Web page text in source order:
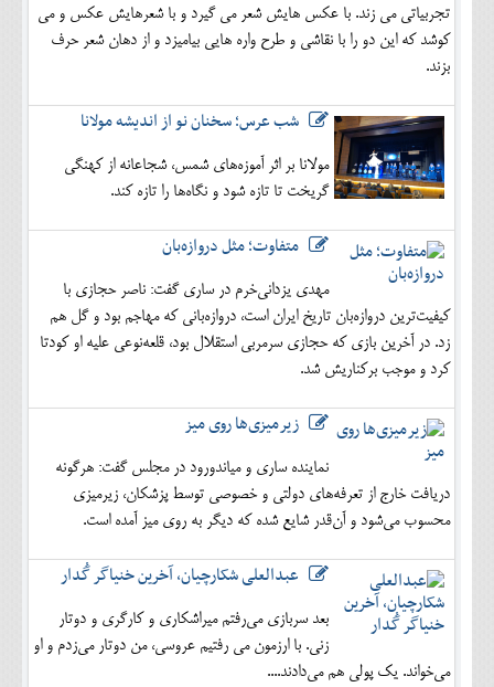
تجربیاتی می زند. با عکس هایش شعر می گیرد و با شعرهایش عکس و می
کوشد که این دو را با نقاشی و طرح واره هایی بیامیزد و از دهان شعر حرف
بزند.
شب عرس؛ سخنان نو از اندیشه مولانا
مولانا بر اثر آموزه‌های شمس، شجاعانه از کهنگی
گریخت تا تازه شود و نگاه‌ها را تازه کند.
متفاوت؛ مثل دروازه‌بان
مهدی یزدانی‌خرم در ساری گفت: ناصر حجازی با
کیفیت‌ترین دروازه‌بان تاریخ ایران است، دروازه‌بانی که مهاجم بود و گل هم
زد. در آخرین بازی که حجازی سرمربی استقلال بود، قلعه‌نوعی علیه او کودتا
کرد و موجب برکناریش شد.
زیرمیزی‌ها روی میز
نماینده ساری و میاندورود در مجلس گفت: هرگونه
دریافت خارج از تعرفه‌های دولتی و خصوصی توسط پزشکان، زیرمیزی
محسوب می‌شود و آن‌قدر شایع شده که دیگر به روی میز آمده است.
عبدالعلی شکارچیان، آخرین خنیاگر گُدار
بعد سربازی می‌رفتم میراشکاری و کارگری و دوتار
زنی. با ارزمون می رفتیم عروسی، من دوتار می‌زدم و او
می‌خواند. یک پولی هم می‌دادند....